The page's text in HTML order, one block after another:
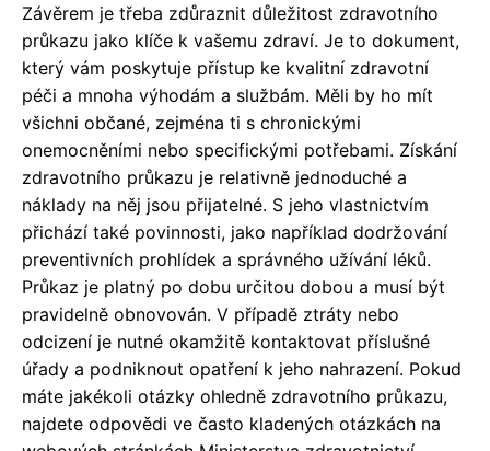
Závěrem je třeba zdůraznit důležitost zdravotního
průkazu jako klíče k vašemu zdraví. Je to dokument,
který vám poskytuje přístup ke kvalitní zdravotní
péči a mnoha výhodám a službám. Měli by ho mít
všichni občané, zejména ti s chronickými
onemocněními nebo specifickými potřebami. Získání
zdravotního průkazu je relativně jednoduché a
náklady na něj jsou přijatelné. S jeho vlastnictvím
přichází také povinnosti, jako například dodržování
preventivních prohlídek a správného užívání léků.
Průkaz je platný po dobu určitou dobou a musí být
pravidelně obnovován. V případě ztráty nebo
odcizení je nutné okamžitě kontaktovat příslušné
úřady a podniknout opatření k jeho nahrazení. Pokud
máte jakékoli otázky ohledně zdravotního průkazu,
najdete odpovědi ve často kladených otázkách na